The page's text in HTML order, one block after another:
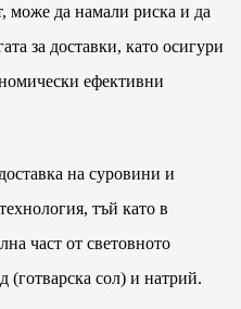
може да намали риска и да
за доставки, като осигури
ефективни
на суровини и
тъй като в
част от световното
(готварска сол) и натрий.